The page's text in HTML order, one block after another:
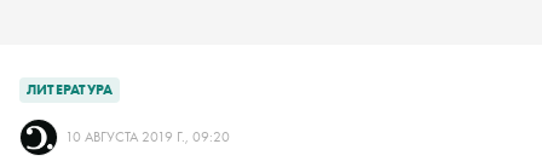
ЛИТЕРАТУРА
10 АВГУСТА 2019 Г., 09:20